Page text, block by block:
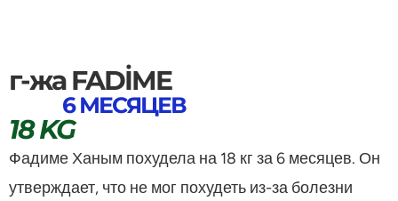
г-жа FADİME
6 МЕСЯЦЕВ
18 KG
Фадиме Ханым похудела на 18 кг за 6 месяцев. Он
утверждает, что не мог похудеть из-за болезни